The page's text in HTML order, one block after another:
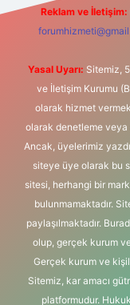
Reklam ve İletişim:
Yasal Uyarı: Sitemiz,
ve İletişim Kurumu
olarak hizmet
olarak denetleme veya
Ancak, üyelerimiz
siteye üye olarak bu
sitesi, herhangi bir
bulunmamaktadır.
paylaşılmaktadır.
olup, gerçek kurum
Gerçek kurum ve
Sitemiz, kar amacı
platformudur.